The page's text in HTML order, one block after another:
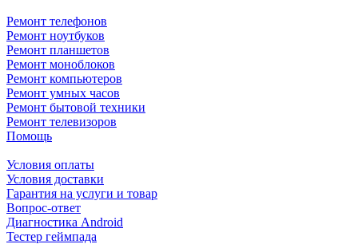
Ремонт телефонов
Ремонт ноутбуков
Ремонт планшетов
Ремонт моноблоков
Ремонт компьютеров
Ремонт умных часов
Ремонт бытовой техники
Ремонт телевизоров
Помощь
Условия оплаты
Условия доставки
Гарантия на услуги и товар
Вопрос-ответ
Диагностика Android
Тестер геймпада